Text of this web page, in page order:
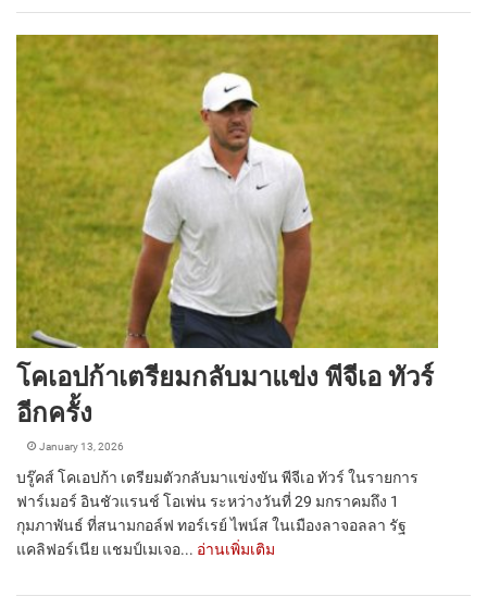
โคเอปก้าเตรียมกลับมาแข่ง พีจีเอ ทัวร์
อีกครั้ง
January 13, 2026
บรู๊คส์ โคเอปก้า เตรียมตัวกลับมาแข่งขัน พีจีเอ ทัวร์ ในรายการ
ฟาร์เมอร์ อินชัวแรนช์ โอเพ่น ระหว่างวันที่ 29 มกราคมถึง 1
กุมภาพันธ์ ที่สนามกอล์ฟ ทอร์เรย์ ไพน์ส ในเมืองลาจอลลา รัฐ
แคลิฟอร์เนีย แชมป์เมเจอ... อ่านเพิ่มเติม